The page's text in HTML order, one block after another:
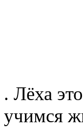
. Лёха
учимся